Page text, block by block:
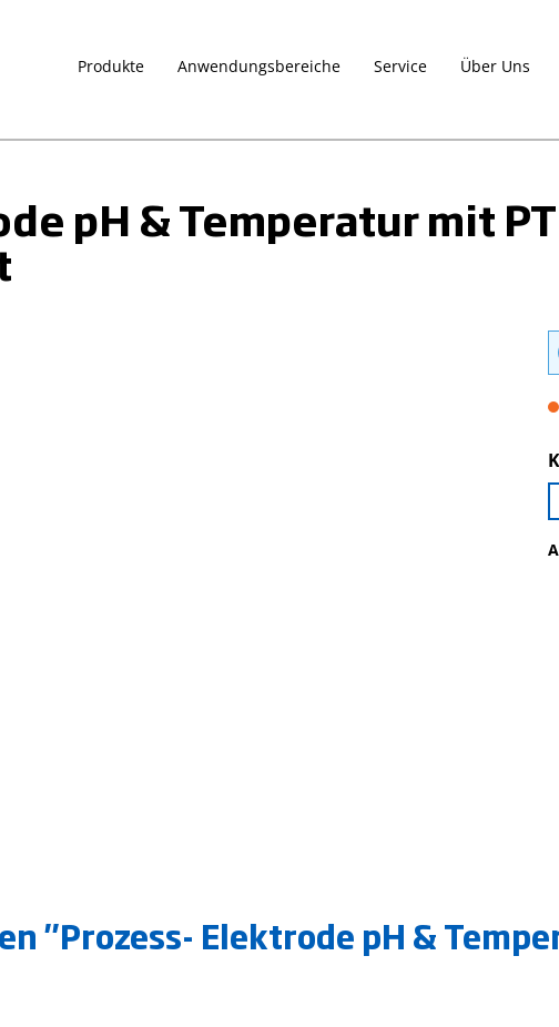
Produkte Anwendungsbereiche Service Über Uns
pH & Temperatur mit
"Prozess- Elektrode pH &